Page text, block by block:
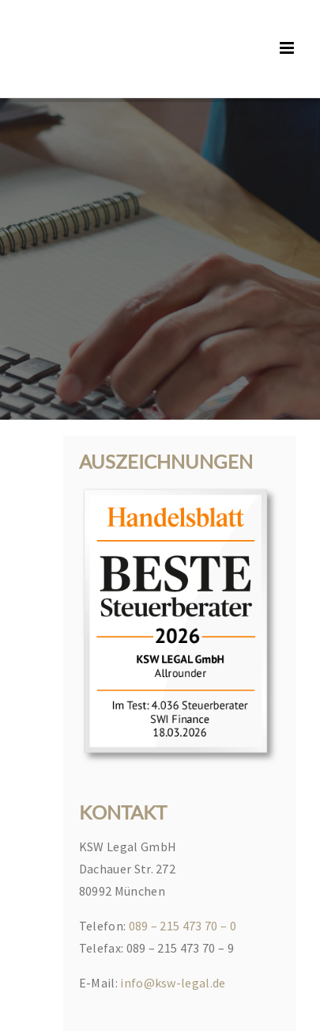
AUSZEICHNUNGEN
KONTAKT
KSW Legal GmbH
Dachauer Str. 272
80992 München
Telefon: 089 – 215 473 70 – 0
Telefax: 089 – 215 473 70 – 9
E-Mail: info@ksw-legal.de